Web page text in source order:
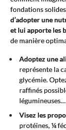
fondations
d’adopter une
et lui apporte les
de manière
Adoptez une
représente la
glycémie.
raffinés
légumineuses…
Visez les
protéines, ¼